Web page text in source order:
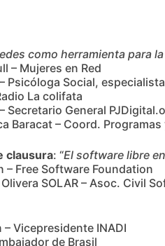
como herramienta para
– Mujeres en Red
Psicóloga Social,
La colifata
Secretario General
Baracat – Coord. Programas
clausura: “El software libre
– Free Software Foundation
SOLAR – Asoc. Civil
– Vicepresidente INADI
de Brasil